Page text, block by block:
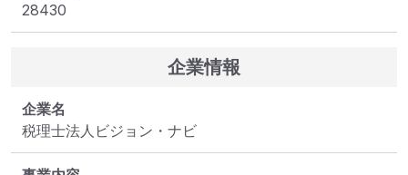
28430
企業情報
企業名
税理士法人ビジョン・ナビ